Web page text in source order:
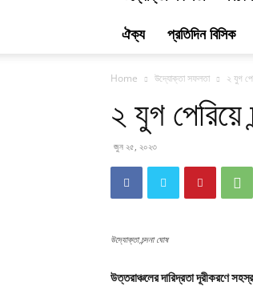
ঐক্য প্রতিদিন বিসিক
Home উদ্যোক্তা সফলতা ২ যুগ
২ যুগ
জুন ২৫, ২০২৩
উদ্যোক্তা চন্দনা ঘোষ
উত্তরাঞ্চলের দারিদ্রতা দূরীকরণে